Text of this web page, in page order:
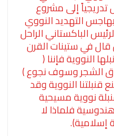
إلى مشروع
التهديد النووي
الباكستاني الراحل
قال في ستينات القرن
النووية فإننا (
الشجر وسوف نجوع )
قنبلتنا النووية وقد
نووية مسيحية
فلماذا لا
إسلامية).